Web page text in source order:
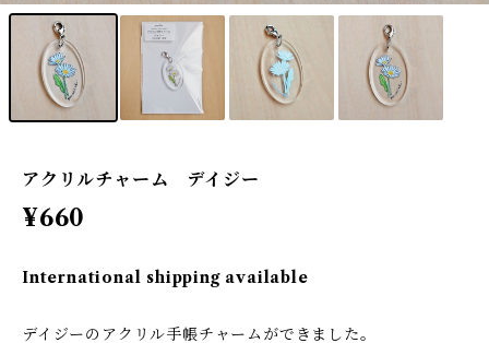
アクリルチャーム デイジー
¥660
International shipping available
デイジーのアクリル手帳チャームができました。